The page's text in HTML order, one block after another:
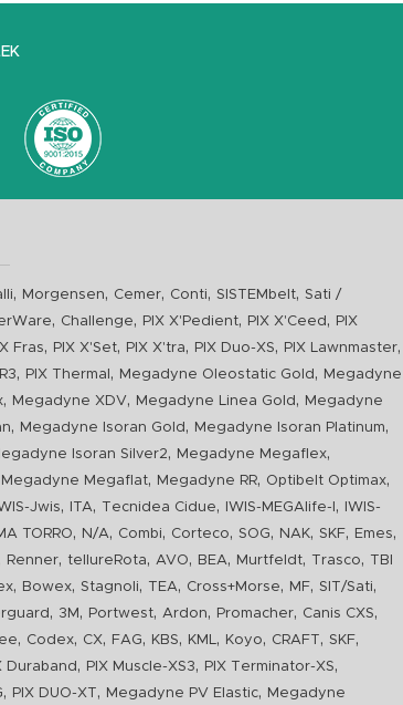
, Morgensen, Cemer, Conti,SISTEMbelt,Sati /
, Challenge, PIX X'Pedient, PIX X'Ceed ,
PIX
Fras, PIX X'Set, PIX X'tra, PIX Duo-XS, PIX Lawnmaster,
, PIX Thermal , Megadyne Oleostatic Gold ,
Megadyne
, Megadyne XDV, Megadyne Linea Gold ,
Megadyne
, Megadyne Isoran Gold , Megadyne Isoran Platinum,
Isoran Silver2, Megadyne Megaflex,
Megadyne Megaflat, Megadyne RR, Optibelt Optimax,
Jwis, ITA, Tecnidea Cidue, IWIS-MEGAlife-I ,
IWIS-
TORRO, N/A, Combi, Corteco,SOG, NAK,SKF, Emes,
Renner, tellureRota, AVO, BEA, Murtfeldt, Trasco, TBI
, Bowex,Stagnoli, TEA, Cross+Morse, MF,SIT/Sati,
, 3M , Portwest, Ardon, Promacher, Canis CXS,
, Codex, CX, FAG, KBS, KML, Koyo, CRAFT,SKF,
Duraband , PIX Muscle-XS3, PIX Terminator-XS,
, PIX DUO-XT, Megadyne PV Elastic, Megadyne